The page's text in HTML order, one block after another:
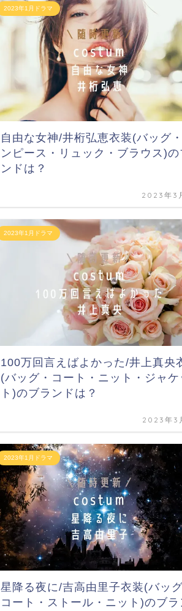
2023年1月ドラマ
自由な女神/井桁弘恵衣装(バッグ
ンピース・リュック・ブラウス)の
ンドは？
2023年3
2023年1月ドラマ
100万回言えばよかった/井上真央
(バッグ・コート・ニット・ジャケ
ト)のブランドは？
2023年3
2023年1月ドラマ
星降る夜に/吉高由里子衣装(バッグ
コート・ストール・ニット)のブラ